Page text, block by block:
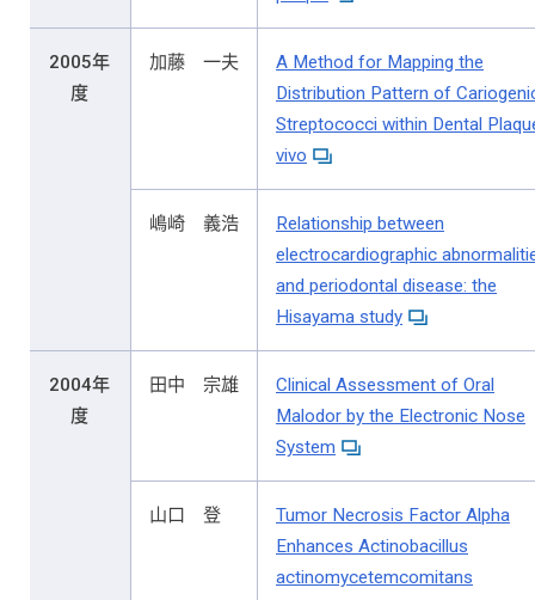
2005年
度
加藤 一夫
A Method for Mapping the
Distribution Pattern of
Streptococci within Dental
vivo
嶋崎 義浩
Relationship between
electrocardiographic
and periodontal disease: the
Hisayama study
2004年
度
田中 宗雄
Clinical Assessment of Oral
Malodor by the Electronic Nose
System
山口 登
Tumor Necrosis Factor Alpha
Enhances Actinobacillus
actinomycetemcomitans